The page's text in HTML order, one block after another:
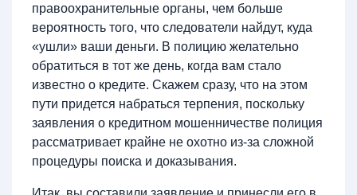
правоохранительные органы, чем больше
вероятность того, что следователи найдут, куда
«ушли» ваши деньги. В полицию желательно
обратиться в тот же день, когда вам стало
известно о кредите. Скажем сразу, что на этом
пути придется набраться терпения, поскольку
заявления о кредитном мошенничестве полиция
рассматривает крайне не охотно из-за сложной
процедуры поиска и доказывания.